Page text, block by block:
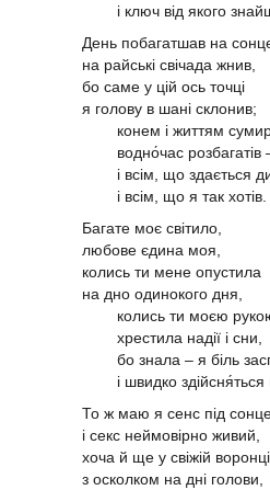
і ключ від якого
День побагатшав на
на райські свічада жнив,
бо саме у цій ось точці
я голову в шані склонив;
конем і життям
водно́час розбагатів
і всім, що здається
і всім, що я так хотів.
Багате моє світило,
любове єдина моя,
колись ти мене опустила
на дно одинокого дня,
колись ти моєю
хрестила надії і сни,
бо знала – я біль
і швидко здійсня́ться
То ж маю я сенс під
і секс неймовірно живий,
хоча й ще у свіжій воронці
з осколком на дні голови,